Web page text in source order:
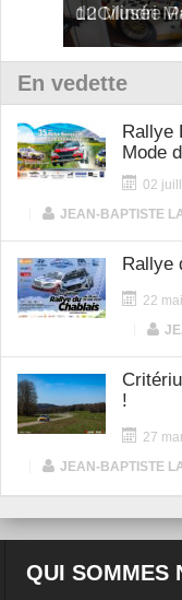
12Cilindri
En vedette
Rallye
Mode
02
JEAN-BAPTISTE
Rallye
22
!
27
JEAN-BAPTISTE
QUI SOMMES